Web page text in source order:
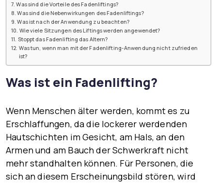
Was sind die Vorteile des Fadenliftings?
Was sind die Nebenwirkungen des Fadenliftings?
Was ist nach der Anwendung zu beachten?
Wie viele Sitzungen des Liftings werden angewendet?
Stoppt das Fadenlifting das Altern?
Was tun, wenn man mit der Fadenlifting-Anwendung nicht zufrieden
ist?
Was ist ein Fadenlifting?
Wenn Menschen älter werden, kommt es zu
Erschlaffungen, da die lockerer werdenden
Hautschichten im Gesicht, am Hals, an den
Armen und am Bauch der Schwerkraft nicht
mehr standhalten können. Für Personen, die
sich an diesem Erscheinungsbild stören, wird